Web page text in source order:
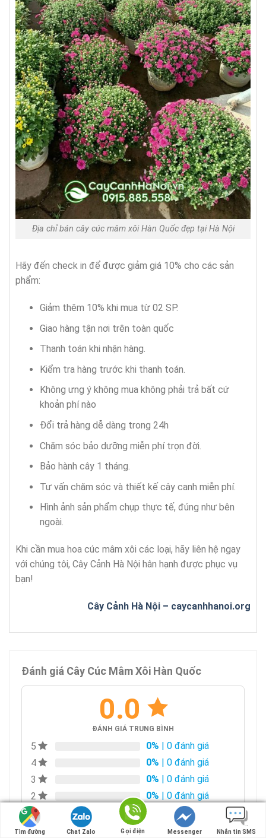
Địa chỉ bán cây cúc mâm xôi Hàn Quốc đẹp tại Hà Nội
Hãy đến check in để được giảm giá 10% cho các sản
phẩm:
Giảm thêm 10% khi mua từ 02 SP.
Giao hàng tận nơi trên toàn quốc
Thanh toán khi nhận hàng.
Kiểm tra hàng trước khi thanh toán.
Không ưng ý không mua không phải trả bất cứ
khoản phí nào
Đổi trả hàng dễ dàng trong 24h
Chăm sóc bảo dưỡng miễn phí trọn đời.
Bảo hành cây 1 tháng.
Tư vấn chăm sóc và thiết kế cây canh miễn phí.
Hình ảnh sản phẩm chụp thực tế, đúng như bên
ngoài.
Khi cần mua hoa cúc mâm xôi các loại, hãy liên hệ ngay
với chúng tôi, Cây Cảnh Hà Nội hân hạnh được phục vụ
bạn!
Cây Cảnh Hà Nội – caycanhhanoi.org
Đánh giá Cây Cúc Mâm Xôi Hàn Quốc
0.0
ĐÁNH GIÁ TRUNG BÌNH
5 0% | 0 đánh giá
4
0% | 0 đánh giá
3
0% | 0 đánh giá
2
0% | 0 đánh giá
1
0% | 0 đánh giá
Tìm đường Chat Zalo Gọi điện Messenger Nhắn tin SMS
Tìm đường Chat Zalo Gọi điện Messenger Nhắn tin SMS